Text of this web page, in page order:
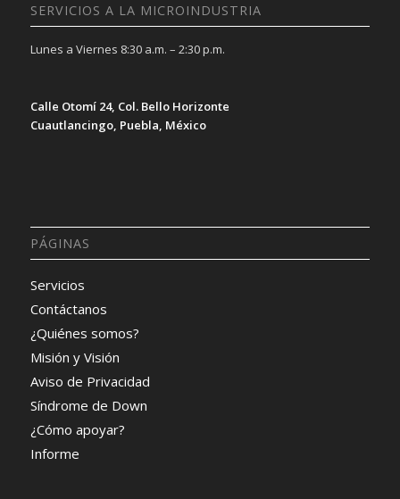
SERVICIOS A LA MICROINDUSTRIA
Lunes a Viernes 8:30 a.m. – 2:30 p.m.
Calle Otomí 24, Col. Bello Horizonte
Cuautlancingo, Puebla, México
PÁGINAS
Servicios
Contáctanos
¿Quiénes somos?
Misión y Visión
Aviso de Privacidad
Síndrome de Down
¿Cómo apoyar?
Informe